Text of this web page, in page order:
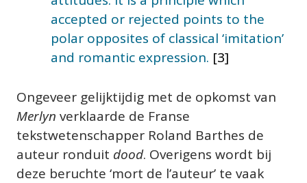
accepted or rejected points to the
polar opposites of classical ‘imitation’
and romantic expression. [3]
Merlyn verklaarde de Franse
tekstwetenschapper Roland Barthes de
auteur ronduit dood. Overigens wordt bij
deze beruchte ‘mort de l’auteur’ te vaak